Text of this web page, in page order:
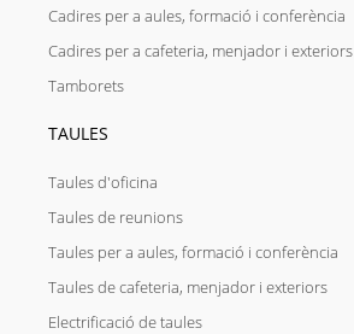
Cadires per a aules, formació i conferència
Cadires per a cafeteria, menjador i exteriors
Tamborets
TAULES
Taules d'oficina
Taules de reunions
Taules per a aules, formació i conferència
Taules de cafeteria, menjador i exteriors
Electrificació de taules